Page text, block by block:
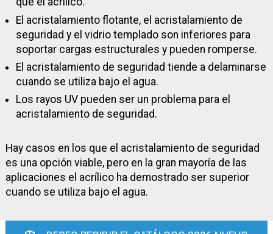
El acristalamiento flotante, el acristalamiento de
seguridad y el vidrio templado son inferiores para
soportar cargas estructurales y pueden romperse.
El acristalamiento de seguridad tiende a delaminarse
cuando se utiliza bajo el agua.
Los rayos UV pueden ser un problema para el
acristalamiento de seguridad.
Hay casos en los que el acristalamiento de seguridad
es una opción viable, pero en la gran mayoría de las
aplicaciones el acrílico ha demostrado ser superior
cuando se utiliza bajo el agua.